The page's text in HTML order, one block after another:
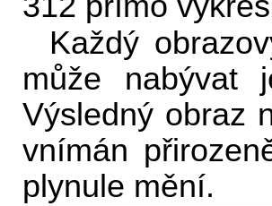
Každý
může nabývat
Výsledný obraz
vnímán
plynule mění.